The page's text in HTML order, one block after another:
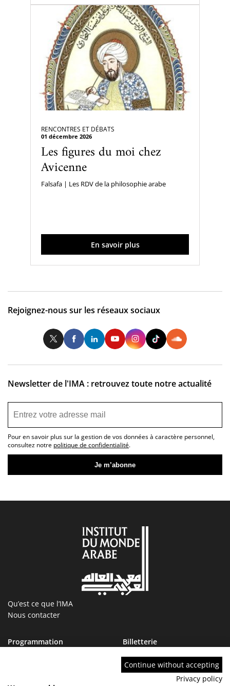
RENCONTRES ET DÉBATS
01 décembre 2026
Les figures du moi chez
Avicenne
Falsafa | Les RDV de la philosophie arabe
En savoir plus
Rejoignez-nous sur les réseaux sociaux
TwitterFacebookLinkedInYoutubeInstagram
Newsletter de l'IMA : retrouvez toute notre actualité
Pour en savoir plus sur la gestion de vos données à caractère personnel,
consultez notre politique de confidentialité.
Qu’est ce que l’IMA
Nous contacter
Programmation
Billetterie
IMA tourcoing
Marchés publics
Continue without accepting
Privacy policy